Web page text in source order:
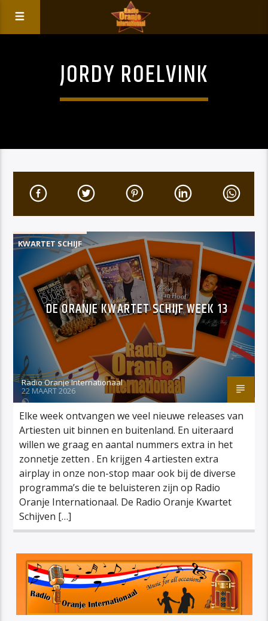
JORDY ROELVINK
KWARTET SCHIJF
DE ORANJE KWARTET SCHIJF WEEK 13
Radio Oranje Internationaal
22 MAART 2026
Elke week ontvangen we veel nieuwe releases van
Artiesten uit binnen en buitenland. En uiteraard
willen we graag en aantal nummers extra in het
zonnetje zetten . En krijgen 4 artiesten extra
airplay in onze non-stop maar ook bij de diverse
programma’s die te beluisteren zijn op Radio
Oranje Internationaal. De Radio Oranje Kwartet
Schijven […]